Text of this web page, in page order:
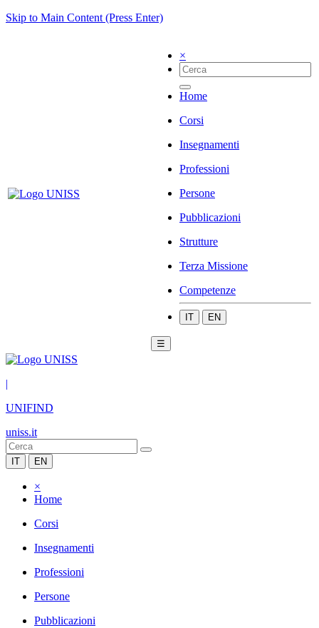
Skip to Main Content (Press Enter)
×
Home
Corsi
Insegnamenti
Professioni
Persone
Pubblicazioni
Strutture
Terza Missione
Competenze
IT EN
☰
|
UNIFIND
uniss.it
IT EN
×
Home
Corsi
Insegnamenti
Professioni
Persone
Pubblicazioni